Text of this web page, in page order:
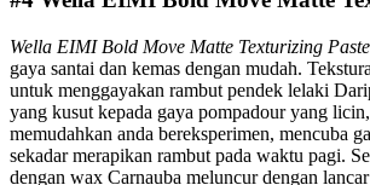
Wella EIMI Bold Move Matte Texturizing Paste
gaya santai dan kemas dengan mudah.
untuk menggayakan rambut pendek lelaki
yang kusut kepada gaya pompadour yang
memudahkan anda bereksperimen, mencuba
sekadar merapikan rambut pada waktu pagi.
dengan wax Carnauba meluncur dengan